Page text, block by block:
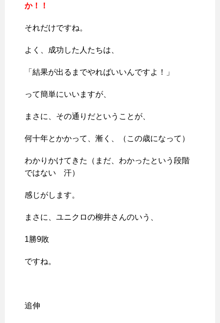
か！！
それだけですね。
よく、成功した人たちは、
「結果が出るまでやればいいんですよ！」
って簡単にいいますが、
まさに、その通りだということが、
何十年とかかって、漸く、（この歳になって）
わかりかけてきた（まだ、わかったという段階
ではない 汗）
感じがします。
まさに、ユニクロの柳井さんのいう、
1勝9敗
ですね。
追伸